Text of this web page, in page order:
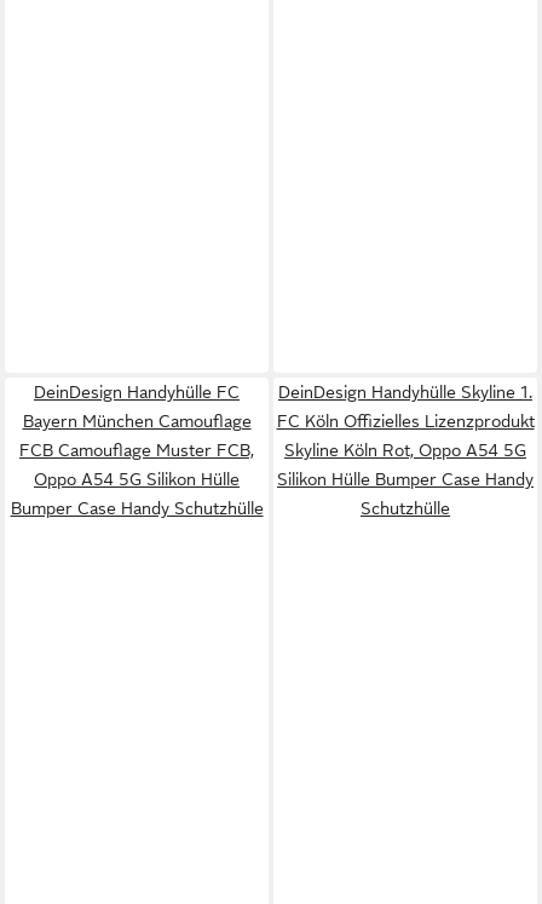
DeinDesign Handyhülle FC
Bayern München Camouflage
FCB Camouflage Muster FCB,
Oppo A54 5G Silikon Hülle
Bumper Case Handy Schutzhülle
DeinDesign Handyhülle Skyline 1.
FC Köln Offizielles Lizenzprodukt
Skyline Köln Rot, Oppo A54 5G
Silikon Hülle Bumper Case Handy
Schutzhülle